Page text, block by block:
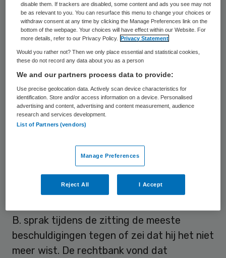
De rechtbank in Den Haag achtte
woensdag vrijwel alle aantijgingen van het
Openbaar Ministerie (OM) tegen verdachte
Maarten B. bewezen. Na zijn straf heeft hij
ook een beroepsverbod opgelegd gekregen
van vijf jaar. De straf is iets lager dan de
zes jaar celstraf en tbs met
dwangverpleging die was geëist. Dat komt
omdat ontucht met één vriendinnetje van
zijn dochter volgens de rechter niet was
Zorgwekkend
B. sprak tijdens de zitting de meeste
beschuldigingen tegen of zei dat hij het niet
meer wist. De rechtbank vond dat
disable them. If trackers are disabled, some content and ads you see may not
be as relevant to you. You can resurface this menu to change your choices or
withdraw consent at any time by clicking the Manage Preferences link on the
bottom of the webpage. Your choices will have effect within our Website. For
more details, refer to our Privacy Policy.
Privacy Statement
Would you rather not? Then we only place essential and statistical cookies,
these do not record any data about you as a person
We and our partners process data to provide:
Use precise geolocation data. Actively scan device characteristics for
identification. Store and/or access information on a device. Personalised
advertising and content, advertising and content measurement, audience
research and services development.
List of Partners (vendors)
Manage Preferences
Reject All I Accept